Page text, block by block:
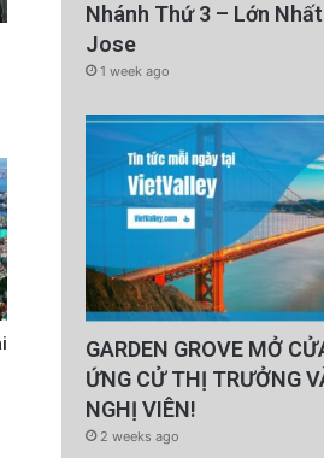
Nhánh Thứ 3 – Lớn
Jose
1 week ago
GARDEN GROVE MỞ
ỨNG CỬ THỊ TRƯỞNG
NGHỊ VIÊN!
2 weeks ago